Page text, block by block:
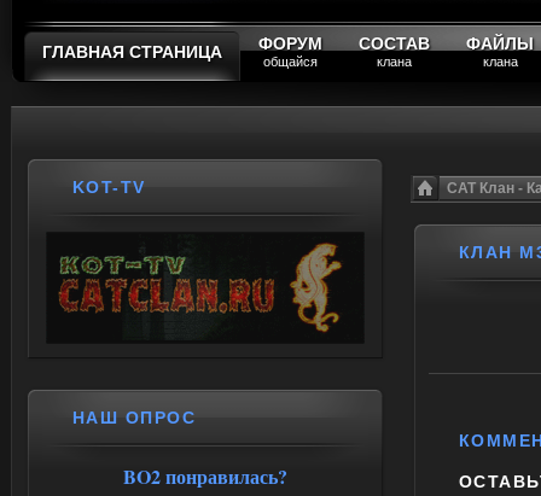
ГЛАВНАЯ СТРАНИЦА ФОРУМ
общайся
СОСТАВ
клана
ФАЙЛЫ
клана
CAT Клан -
КЛАН
KOT-TV
НАШ ОПРОС
BO2 понравилась?